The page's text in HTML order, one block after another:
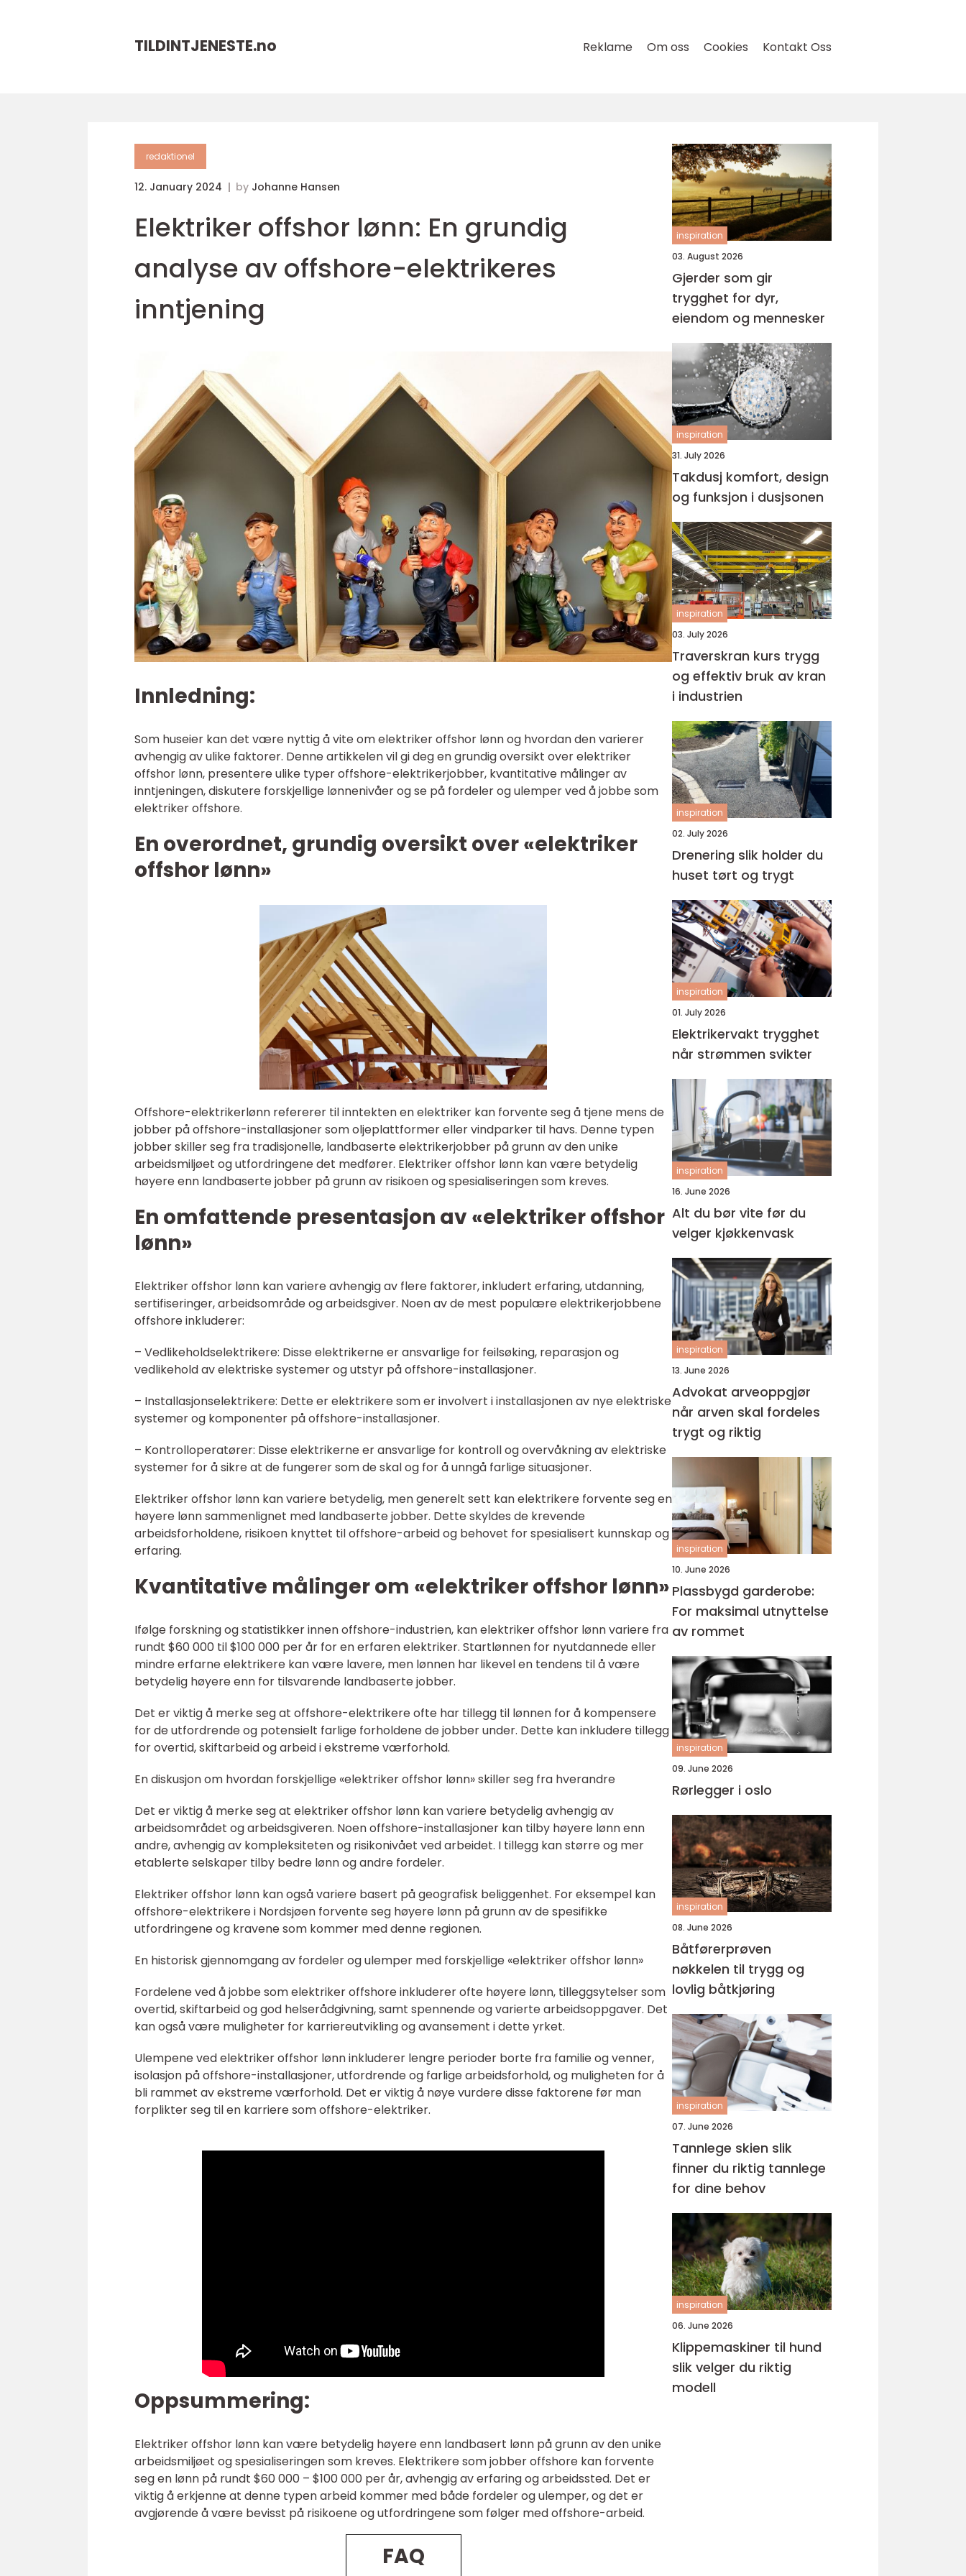
TILDINTJENESTE.no Reklame Om oss Cookies Kontakt Oss
redaktionel
12. January 2024 by Johanne Hansen
Elektriker offshor lønn: En grundig
analyse av offshore-elektrikeres
inntjening
Innledning:
Som huseier kan det være nyttig å vite om elektriker offshor lønn og hvordan den varierer
avhengig av ulike faktorer. Denne artikkelen vil gi deg en grundig oversikt over elektriker
offshor lønn, presentere ulike typer offshore-elektrikerjobber, kvantitative målinger av
inntjeningen, diskutere forskjellige lønnenivåer og se på fordeler og ulemper ved å jobbe som
elektriker offshore.
En overordnet, grundig oversikt over «elektriker
offshor lønn»
Offshore-elektrikerlønn refererer til inntekten en elektriker kan forvente seg å tjene mens de
jobber på offshore-installasjoner som oljeplattformer eller vindparker til havs. Denne typen
jobber skiller seg fra tradisjonelle, landbaserte elektrikerjobber på grunn av den unike
arbeidsmiljøet og utfordringene det medfører. Elektriker offshor lønn kan være betydelig
høyere enn landbaserte jobber på grunn av risikoen og spesialiseringen som kreves.
En omfattende presentasjon av «elektriker offshor
lønn»
Elektriker offshor lønn kan variere avhengig av flere faktorer, inkludert erfaring, utdanning,
sertifiseringer, arbeidsområde og arbeidsgiver. Noen av de mest populære elektrikerjobbene
offshore inkluderer:
– Vedlikeholdselektrikere: Disse elektrikerne er ansvarlige for feilsøking, reparasjon og
vedlikehold av elektriske systemer og utstyr på offshore-installasjoner.
– Installasjonselektrikere: Dette er elektrikere som er involvert i installasjonen av nye elektriske
systemer og komponenter på offshore-installasjoner.
– Kontrolloperatører: Disse elektrikerne er ansvarlige for kontroll og overvåkning av elektriske
systemer for å sikre at de fungerer som de skal og for å unngå farlige situasjoner.
Elektriker offshor lønn kan variere betydelig, men generelt sett kan elektrikere forvente seg en
høyere lønn sammenlignet med landbaserte jobber. Dette skyldes de krevende
arbeidsforholdene, risikoen knyttet til offshore-arbeid og behovet for spesialisert kunnskap og
erfaring.
Kvantitative målinger om «elektriker offshor lønn»
Ifølge forskning og statistikker innen offshore-industrien, kan elektriker offshor lønn variere fra
rundt $60 000 til $100 000 per år for en erfaren elektriker. Startlønnen for nyutdannede eller
mindre erfarne elektrikere kan være lavere, men lønnen har likevel en tendens til å være
betydelig høyere enn for tilsvarende landbaserte jobber.
Det er viktig å merke seg at offshore-elektrikere ofte har tillegg til lønnen for å kompensere
for de utfordrende og potensielt farlige forholdene de jobber under. Dette kan inkludere tillegg
for overtid, skiftarbeid og arbeid i ekstreme værforhold.
En diskusjon om hvordan forskjellige «elektriker offshor lønn» skiller seg fra hverandre
Det er viktig å merke seg at elektriker offshor lønn kan variere betydelig avhengig av
arbeidsområdet og arbeidsgiveren. Noen offshore-installasjoner kan tilby høyere lønn enn
andre, avhengig av kompleksiteten og risikonivået ved arbeidet. I tillegg kan større og mer
etablerte selskaper tilby bedre lønn og andre fordeler.
Elektriker offshor lønn kan også variere basert på geografisk beliggenhet. For eksempel kan
offshore-elektrikere i Nordsjøen forvente seg høyere lønn på grunn av de spesifikke
utfordringene og kravene som kommer med denne regionen.
En historisk gjennomgang av fordeler og ulemper med forskjellige «elektriker offshor lønn»
Fordelene ved å jobbe som elektriker offshore inkluderer ofte høyere lønn, tilleggsytelser som
overtid, skiftarbeid og god helserådgivning, samt spennende og varierte arbeidsoppgaver. Det
kan også være muligheter for karriereutvikling og avansement i dette yrket.
Ulempene ved elektriker offshor lønn inkluderer lengre perioder borte fra familie og venner,
isolasjon på offshore-installasjoner, utfordrende og farlige arbeidsforhold, og muligheten for å
bli rammet av ekstreme værforhold. Det er viktig å nøye vurdere disse faktorene før man
forplikter seg til en karriere som offshore-elektriker.
Oppsummering:
Elektriker offshor lønn kan være betydelig høyere enn landbasert lønn på grunn av den unike
arbeidsmiljøet og spesialiseringen som kreves. Elektrikere som jobber offshore kan forvente
seg en lønn på rundt $60 000 – $100 000 per år, avhengig av erfaring og arbeidssted. Det er
viktig å erkjenne at denne typen arbeid kommer med både fordeler og ulemper, og det er
avgjørende å være bevisst på risikoene og utfordringene som følger med offshore-arbeid.
FAQ
inspiration
03. August 2026
Gjerder som gir
trygghet for dyr,
eiendom og mennesker
inspiration
31. July 2026
Takdusj komfort, design
og funksjon i dusjsonen
inspiration
03. July 2026
Traverskran kurs trygg
og effektiv bruk av kran
i industrien
inspiration
02. July 2026
Drenering slik holder du
huset tørt og trygt
inspiration
01. July 2026
Elektrikervakt trygghet
når strømmen svikter
inspiration
16. June 2026
Alt du bør vite før du
velger kjøkkenvask
inspiration
13. June 2026
Advokat arveoppgjør
når arven skal fordeles
trygt og riktig
inspiration
10. June 2026
Plassbygd garderobe:
For maksimal utnyttelse
av rommet
inspiration
09. June 2026
Rørlegger i oslo
inspiration
08. June 2026
Båtførerprøven
nøkkelen til trygg og
lovlig båtkjøring
inspiration
07. June 2026
Tannlege skien slik
finner du riktig tannlege
for dine behov
inspiration
06. June 2026
Klippemaskiner til hund
slik velger du riktig
modell